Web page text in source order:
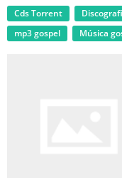
Cds Torrent
mp3 gospel
Música